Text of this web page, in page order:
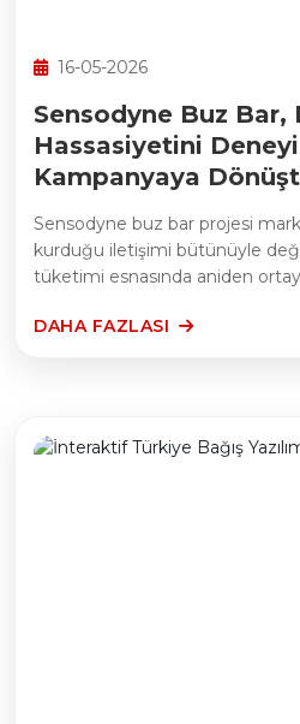
16-05-2026
Sensodyne Buz Bar,
Hassasiyetini
Kampanyaya
Sensodyne buz bar projesi
kurduğu iletişimi bütünüyle
tüketimi esnasında aniden
DAHA FAZLASI